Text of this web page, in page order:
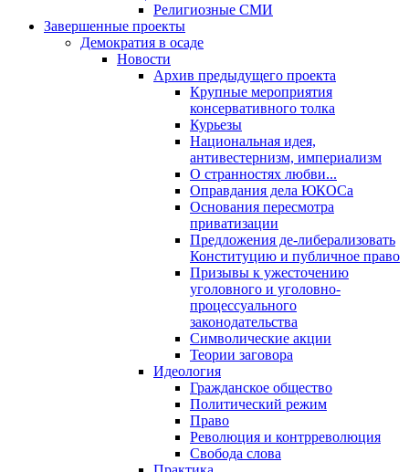
Религиозные СМИ
Завершенные проекты
Демократия в осаде
Новости
Архив предыдущего проекта
Крупные мероприятия
консервативного толка
Курьезы
Национальная идея,
антивестернизм, империализм
О странностях любви...
Оправдания дела ЮКОСа
Основания пересмотра
приватизации
Предложения де-либерализовать
Конституцию и публичное право
Призывы к ужесточению
уголовного и уголовно-
процессуального
законодательства
Символические акции
Теории заговора
Идеология
Гражданское общество
Политический режим
Право
Революция и контрреволюция
Свобода слова